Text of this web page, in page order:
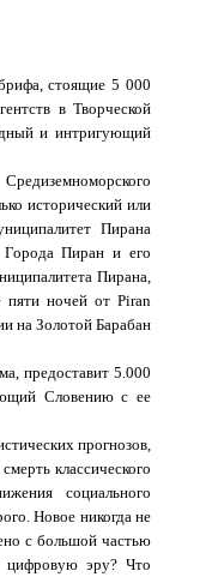
стоящие 5 000
в Творческой
и интригующий
исторический или
Пирана
Города Пиран и его
Пирана,
пяти ночей от Piran
на Золотой Барабан
предоставит 5.000
Словению с ее
прогнозов,
классического
социального
Новое никогда не
с большой частью
цифровую эру? Что